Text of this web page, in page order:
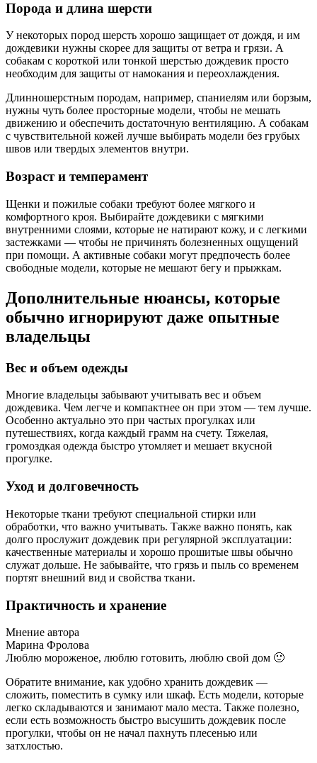
Порода и длина шерсти
У некоторых пород шерсть хорошо защищает от дождя, и им
дождевики нужны скорее для защиты от ветра и грязи. А
собакам с короткой или тонкой шерстью дождевик просто
необходим для защиты от намокания и переохлаждения.
Длинношерстным породам, например, спаниелям или борзым,
нужны чуть более просторные модели, чтобы не мешать
движению и обеспечить достаточную вентиляцию. А собакам
с чувствительной кожей лучше выбирать модели без грубых
швов или твердых элементов внутри.
Возраст и темперамент
Щенки и пожилые собаки требуют более мягкого и
комфортного кроя. Выбирайте дождевики с мягкими
внутренними слоями, которые не натирают кожу, и с легкими
застежками — чтобы не причинять болезненных ощущений
при помощи. А активные собаки могут предпочесть более
свободные модели, которые не мешают бегу и прыжкам.
Дополнительные нюансы, которые
обычно игнорируют даже опытные
владельцы
Вес и объем одежды
Многие владельцы забывают учитывать вес и объем
дождевика. Чем легче и компактнее он при этом — тем лучше.
Особенно актуально это при частых прогулках или
путешествиях, когда каждый грамм на счету. Тяжелая,
громоздкая одежда быстро утомляет и мешает вкусной
прогулке.
Уход и долговечность
Некоторые ткани требуют специальной стирки или
обработки, что важно учитывать. Также важно понять, как
долго прослужит дождевик при регулярной эксплуатации:
качественные материалы и хорошо прошитые швы обычно
служат дольше. Не забывайте, что грязь и пыль со временем
портят внешний вид и свойства ткани.
Практичность и хранение
Мнение автора
Марина Фролова
Люблю мороженое, люблю готовить, люблю свой дом 🙂
Обратите внимание, как удобно хранить дождевик —
сложить, поместить в сумку или шкаф. Есть модели, которые
легко складываются и занимают мало места. Также полезно,
если есть возможность быстро высушить дождевик после
прогулки, чтобы он не начал пахнуть плесенью или
затхлостью.